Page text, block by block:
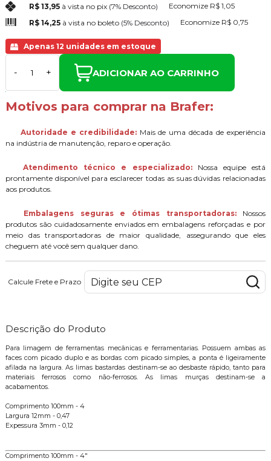
R$ 13,95 à vista no pix (7% Desconto) Economize R$ 1,05
R$ 14,25 à vista no boleto (5% Desconto) Economize R$ 0,75
Apenas 12 unidades em estoque
- + ADICIONAR AO CARRINHO
Motivos para comprar na Brafer:
Autoridade e credibilidade: Mais de uma década de experiência
na indústria de manutenção, reparo e operação.
Atendimento técnico e especializado:
Nossa equipe está
prontamente disponível para esclarecer todas as suas dúvidas relacionadas
aos produtos.
Embalagens seguras e ótimas transportadoras:
Nossos
produtos são cuidadosamente enviados em embalagens reforçadas e por
meio das transportadoras de maior qualidade, assegurando que eles
cheguem até você sem qualquer dano.
Calcule Frete e Prazo
Descrição do Produto
Para limagem de ferramentas mecânicas e ferramentarias. Possuem ambas as
faces com picado duplo e as bordas com picado simples, a ponta é ligeiramente
afilada na largura. As limas bastardas destinam-se ao desbaste rápido, tanto para
materiais ferrosos como não-ferrosos. As limas murças destinam-se a
acabamentos.
Comprimento 100mm - 4
Largura 12mm - 0,47
Expessura 3mm - 0,12
Comprimento 100mm - 4"